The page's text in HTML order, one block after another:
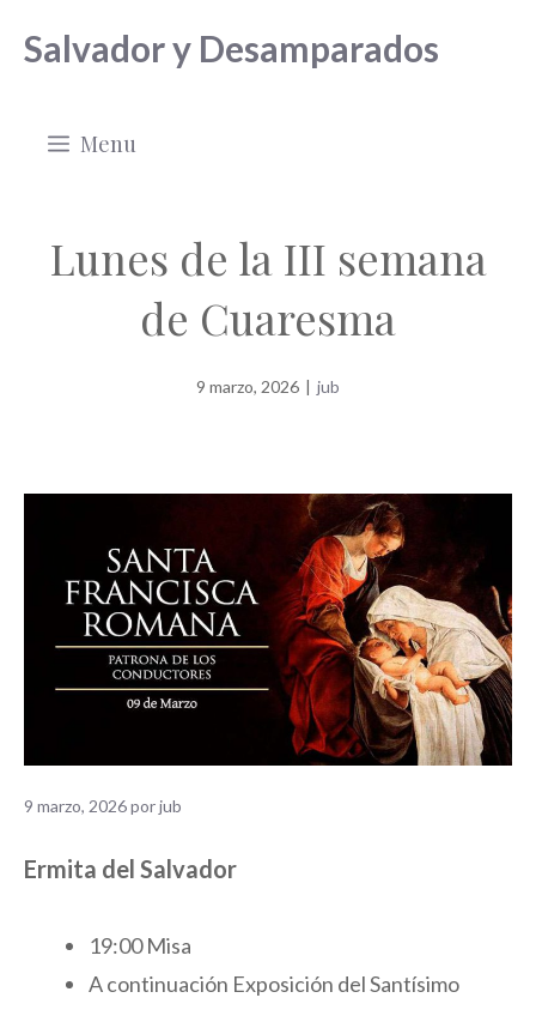
Salvador y Desamparados
Menu
Lunes de la III semana
de Cuaresma
9 marzo, 2026 | jub
9 marzo, 2026porjub
Ermita del Salvador
19:00 Misa
A continuación Exposición del Santísimo